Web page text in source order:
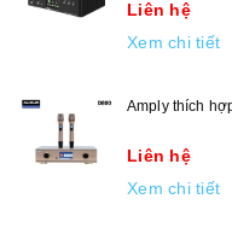
Liên hệ
Xem chi tiết
Amply thích
Liên hệ
Xem chi tiết